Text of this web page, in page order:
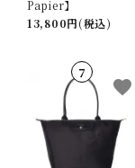
Papier】
13,800円(税込)
favorite